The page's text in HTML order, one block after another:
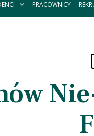
PRACOWNICY